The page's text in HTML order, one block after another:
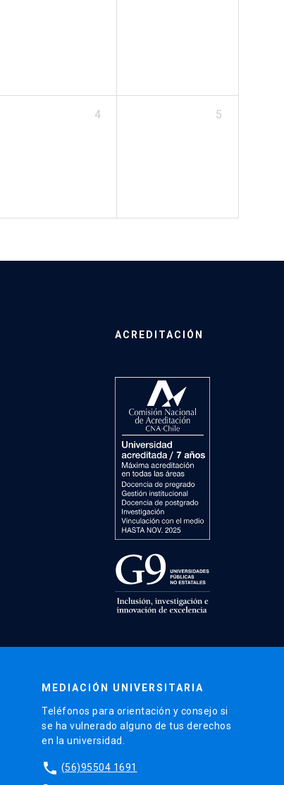
4 5
ACREDITACIÓN
MEDIACIÓN UNIVERSITARIA
Teléfonos para orientación y consejo si
se ha vulnerado alguno de tus derechos
en la universidad.
phone (56)95504 1691